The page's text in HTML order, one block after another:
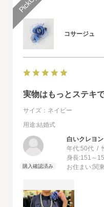
コサージュ
実物はもっとステキ
サイズ：ネイビー
用途:結婚式
白いクレヨン
年代:50代
身長:151～
お住まい:関東